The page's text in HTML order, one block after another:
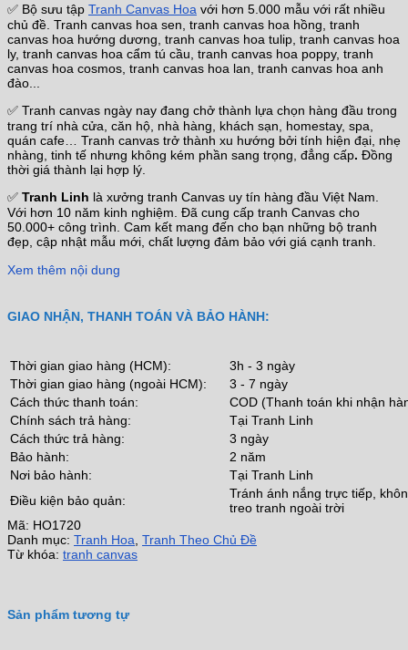
✅ Bộ sưu tập Tranh Canvas Hoa với hơn 5.000 mẫu với rất nhiều
chủ đề. Tranh canvas hoa sen, tranh canvas hoa hồng, tranh
canvas hoa hướng dương, tranh canvas hoa tulip, tranh canvas hoa
ly, tranh canvas hoa cẩm tú cầu, tranh canvas hoa poppy, tranh
canvas hoa cosmos, tranh canvas hoa lan, tranh canvas hoa anh
đào...
✅ Tranh canvas ngày nay đang chở thành lựa chọn hàng đầu trong
trang trí nhà cửa, căn hộ, nhà hàng, khách sạn, homestay, spa,
quán cafe… Tranh canvas trở thành xu hướng bởi tính hiện đại, nhẹ
nhàng, tinh tế nhưng không kém phần sang trọng, đẳng cấp. Đồng
thời giá thành lại hợp lý.
✅ Tranh Linh là xưởng tranh Canvas uy tín hàng đầu Việt Nam.
Với hơn 10 năm kinh nghiệm. Đã cung cấp tranh Canvas cho
50.000+ công trình. Cam kết mang đến cho bạn những bộ tranh
đẹp, cập nhật mẫu mới, chất lượng đảm bảo với giá cạnh tranh.
Xem thêm nội dung
GIAO NHẬN, THANH TOÁN VÀ BẢO HÀNH:
Thời gian giao hàng (HCM):
3h - 3 ngày
Thời gian giao hàng (ngoài HCM):
3 - 7 ngày
Cách thức thanh toán:
COD (Thanh toán khi nhận
Chính sách trả hàng:
Tại Tranh Linh
Cách thức trả hàng:
3 ngày
Bảo hành:
2 năm
Nơi bảo hành:
Tại Tranh Linh
Điều kiện bảo quản:
Tránh ánh nắng trực tiếp,
treo tranh ngoài trời
Mã: HO1720
Danh mục: Tranh Hoa Tranh Theo Chủ Đề
Từ khóa: tranh canvas
Sản phẩm tương tự